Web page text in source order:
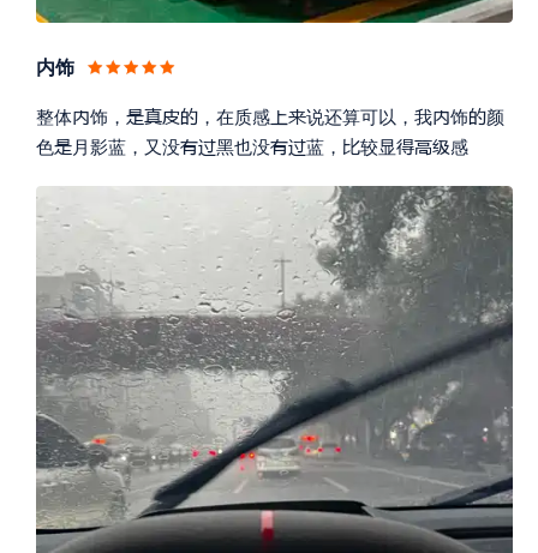
内饰
整体饰，  ，在质感 说还算可以，我饰颜
色月影蓝，又没黑也没蓝， 较显感